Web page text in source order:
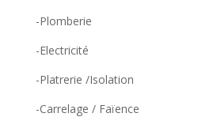
-Plomberie
-Electricité
-Platrerie /Isolation
-Carrelage / Faïence